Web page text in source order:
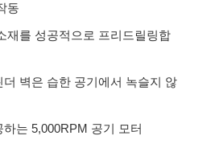
동
재를 성공적으로 프리드릴링합
더 벽은 습한 공기에서 녹슬지 않
는 5,000RPM 공기 모터